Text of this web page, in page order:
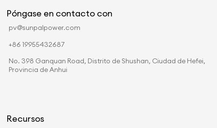
Póngase en contacto con
pv@sunpalpower.com
+86 19955432687
No. 398 Ganquan Road, Distrito de Shushan, Ciudad de Hefei,
Provincia de Anhui
Recursos